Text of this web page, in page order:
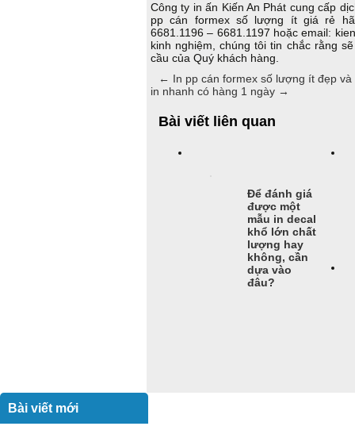
Công ty in ấn Kiến An Phát cung cấp
pp cán formex số lượng ít giá rẻ
6681.1196 – 6681.1197 hoặc email:
kinh nghiệm, chúng tôi tin chắc rằng
cầu của Quý khách hàng.
← In pp cán formex số lượng ít đẹp
in nhanh có hàng 1 ngày →
Bài viết liên quan
Để đánh giá
được một
mẫu in decal
khổ lớn chất
lượng hay
không, cần
dựa vào
đâu?
Bài viết mới